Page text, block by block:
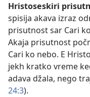
Hristoseskiri
spisija akava izraz
prisutnost sar Cari
Akaja prisutnost
Cari ko nebo. E
jekh kratko vreme
adava džala, nego
24:3).